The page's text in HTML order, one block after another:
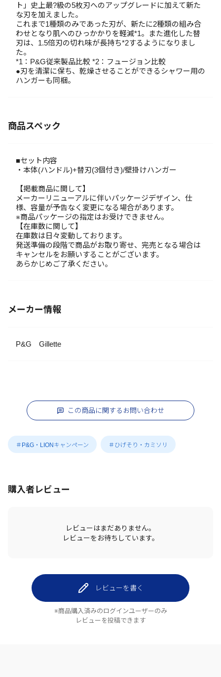
ト」史上最?級の5枚刃へのアップグレードに加えて新た
な刃を加えました。
これまで1種類のみであった刃が、新たに2種類の組み合
わせとなり肌へのひっかかりを軽減*1。また進化した替
刃は、1.5倍刃の切れ味が長持ち*2するようになりまし
た。
*1：P&G従来製品比較 *2：フュージョン比較
●刃を清潔に保ち、乾燥させることができるシャワー用の
ハンガーも同梱。
商品スペック
■セット内容
・本体(ハンドル)+替刃(3個付き)/壁掛けハンガー
【掲載商品に関して】
メーカーリニューアルに伴いパッケージデザイン、仕
様、容量が予告なく変更になる場合があります。
※商品パッケージの指定はお受けできません。
【在庫数に関して】
在庫数は日々変動しております。
発送準備の段階で商品がお取り寄せ、完売となる場合は
キャンセルをお願いすることがございます。
あらかじめご了承ください。
メーカー情報
P&G Gillette
この商品に関するお問い合わせ
＃P&G・LIONキャンペーン ＃ひげそり・カミソリ
購入者レビュー
レビューはまだありません。
レビューをお待ちしています。
レビューを書く
※商品購入済みのログインユーザーのみ
レビューを投稿できます